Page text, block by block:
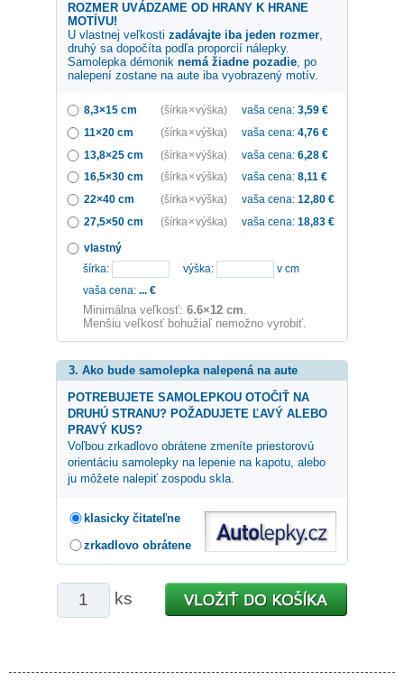
ROZMER UVÁDZAME OD HRANY K HRANE
MOTÍVU!
U vlastnej veľkosti zadávajte iba jeden rozmer,
druhý sa dopočíta podľa proporcií nálepky.
Samolepka démonik nemá žiadne pozadie, po
nalepení zostane na aute iba vyobrazený motív.
8,3×15 cm (šírka × výška) vaša cena: 3,59 €
11×20 cm
(šírka × výška) vaša cena: 4,76 €
13,8×25 cm
(šírka × výška) vaša cena: 6,28 €
16,5×30 cm
(šírka × výška) vaša cena: 8,11 €
22×40 cm
(šírka × výška) vaša cena: 12,80 €
27,5×50 cm
(šírka × výška) vaša cena: 18,83 €
vlastný
šírka:
výška:
v cm
vaša cena: ... €
Minimálna veľkosť: 6.6×12 cm.
Menšiu veľkosť bohužiaľ nemožno vyrobiť.
3. Ako bude samolepka nalepená na aute
POTREBUJETE SAMOLEPKOU OTOČIŤ NA
DRUHÚ STRANU? POŽADUJETE ĽAVÝ ALEBO
PRAVÝ KUS?
Voľbou zrkadlovo obrátene zmeníte priestorovú
orientáciu samolepky na lepenie na kapotu, alebo
ju môžete nalepiť zospodu skla.
klasicky čitateľne
zrkadlovo obrátene
ks